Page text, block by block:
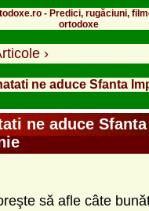
- Predici, rugăciuni,
ortodoxe
›
ne aduce Sfanta
ne aduce Sfanta
să afle câte